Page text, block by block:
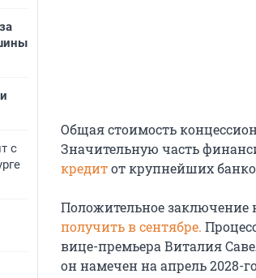
с
Общая стоимость
Значительную часть
кредитот крупнейших
Положительное заключение
получить в сентябре.
вице-премьера Виталия
он намечен на апрель 2028-